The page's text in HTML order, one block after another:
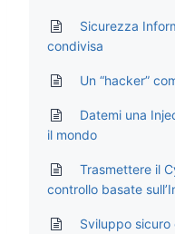
Sicurezza
condivisa
Un “hacker”
Datemi una
il mondo
Trasmettere il
controllo basate
Sviluppo